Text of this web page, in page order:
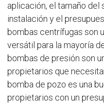
aplicación, el tamaño del
instalación y el
bombas centrífugas son
versátil para la mayoría
bombas de presión son
propietarios que
bomba de pozo es una
propietarios con un